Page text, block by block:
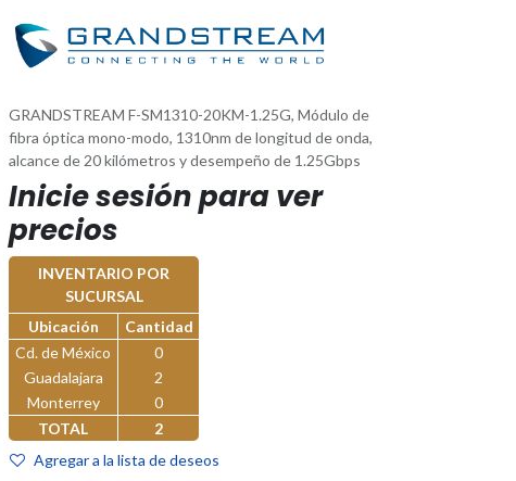
GRANDSTREAM F-SM1310-20KM-1.25G, Módulo de
fibra óptica mono-modo, 1310nm de longitud de onda,
alcance de 20 kilómetros y desempeño de 1.25Gbps
Inicie sesión para ver
precios
INVENTARIO POR
SUCURSAL
Ubicación
Cantidad
Cd. de México
0
Guadalajara
2
Monterrey
0
TOTAL
2
Agregar a la lista de deseos